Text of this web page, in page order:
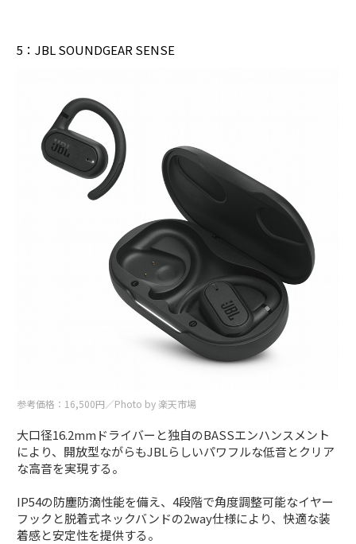
5：JBL SOUNDGEAR SENSE
参考価格：16,500円／Photo by 楽天市場
大口径16.2mmドライバーと独自のBASSエンハンスメント
により、開放型ながらもJBLらしいパワフルな低音とクリア
な高音を実現する。
IP54の防塵防滴性能を備え、4段階で角度調整可能なイヤー
フックと脱着式ネックバンドの2way仕様により、快適な装
着感と安定性を提供する。